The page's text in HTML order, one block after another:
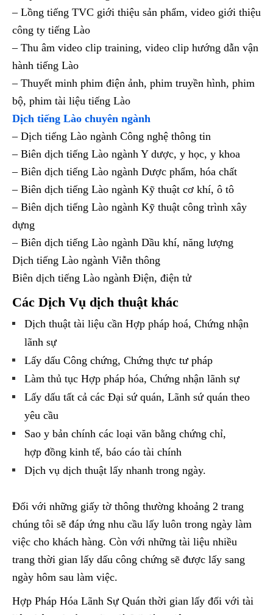
– Lồng tiếng TVC giới thiệu sản phẩm, video giới thiệu
công ty tiếng Lào
– Thu âm video clip training, video clip hướng dẫn vận
hành tiếng Lào
– Thuyết minh phim điện ảnh, phim truyền hình, phim
bộ, phim tài liệu tiếng Lào
Dịch tiếng Lào chuyên ngành
– Dịch tiếng Lào ngành Công nghệ thông tin
– Biên dịch tiếng Lào ngành Y dược, y học, y khoa
– Biên dịch tiếng Lào ngành Dược phẩm, hóa chất
– Biên dịch tiếng Lào ngành Kỹ thuật cơ khí, ô tô
– Biên dịch tiếng Lào ngành Kỹ thuật công trình xây
dựng
– Biên dịch tiếng Lào ngành Dầu khí, năng lượng
Dịch tiếng Lào ngành Viễn thông
Biên dịch tiếng Lào ngành Điện, điện tử
Các Dịch Vụ dịch thuật khác
Dịch thuật tài liệu cần Hợp pháp hoá, Chứng nhận
lãnh sự
Lấy dấu Công chứng, Chứng thực tư pháp
Làm thủ tục Hợp pháp hóa, Chứng nhận lãnh sự
Lấy dấu tất cả các Đại sứ quán, Lãnh sứ quán theo
yêu cầu
Sao y bản chính các loại văn bằng chứng chỉ,
hợp đồng kinh tế, báo cáo tài chính
Dịch vụ dịch thuật lấy nhanh trong ngày.
Đối với những giấy tờ thông thường khoảng 2 trang
chúng tôi sẽ đáp ứng nhu cầu lấy luôn trong ngày làm
việc cho khách hàng. Còn với những tài liệu nhiều
trang thời gian lấy dấu công chứng sẽ được lấy sang
ngày hôm sau làm việc.
Hợp Pháp Hóa Lãnh Sự Quán thời gian lấy đối với tài